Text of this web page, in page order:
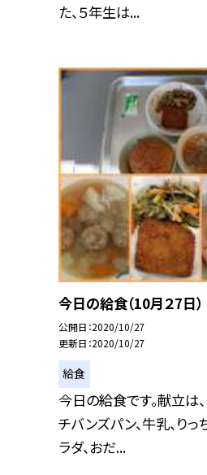
た、５年生は...
今日の給食（10月２7日）
公開日 2020/10/27
更新日 2020/10/27
給食
今日の給食です。献立は
チバンズパン、牛乳、りっ
ラダ、おだ...